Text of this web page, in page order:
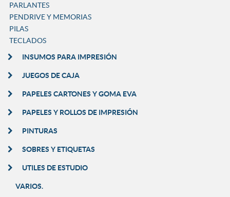
PARLANTES
PENDRIVE Y MEMORIAS
PILAS
TECLADOS
INSUMOS PARA IMPRESIÓN
JUEGOS DE CAJA
PAPELES CARTONES Y GOMA EVA
PAPELES Y ROLLOS DE IMPRESIÓN
PINTURAS
SOBRES Y ETIQUETAS
UTILES DE ESTUDIO
VARIOS.